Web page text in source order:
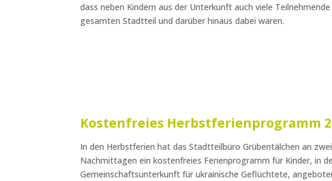
dass neben Kindern aus der Unterkunft auch viele
gesamten Stadtteil und darüber hinaus dabei waren.
Kostenfreies Herbstferienprogramm
In den Herbstferien hat das Stadtteilbüro Grübentälchen an zwei
Nachmittagen einkostenfreies Ferienprogramm für Kinder, in
Gemeinschaftsunterkunft für ukrainische Geflüchtete,